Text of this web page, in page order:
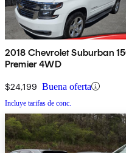
2018 Chevrolet Suburban
Premier 4WD
$24,199 Buena oferta
Incluye tarifas de conc.